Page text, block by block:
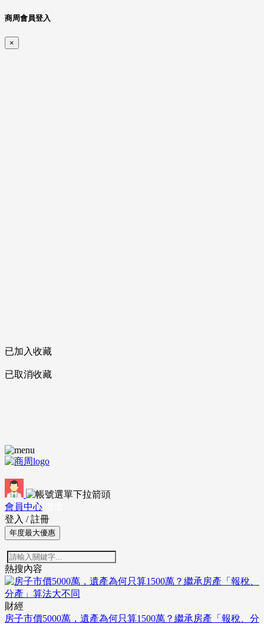
商周會員登入
×
已加入收藏
已取消收藏
會員中心
登入 / 註冊
年度最大優惠
熱搜內容
財經
房子市價5000萬，遺產為何只算1500萬？繼承房產「報稅、分